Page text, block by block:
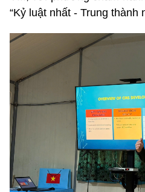
“Kỷ luật nhất - Trung thành